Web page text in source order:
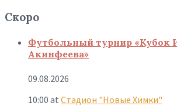
Скоро
Футбольный турнир «Кубок
Акинфеева»
09.08.2026
10:00 at Стадион "Новые Химки"